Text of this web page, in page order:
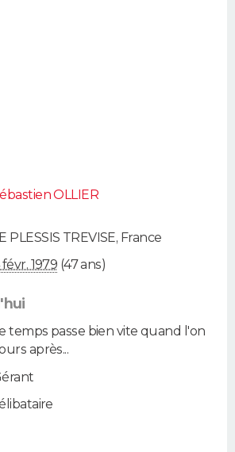
OLLIER
PLESSIS TREVISE, France
1979 (47 ans)
temps passe bien vite quand l'on
après...